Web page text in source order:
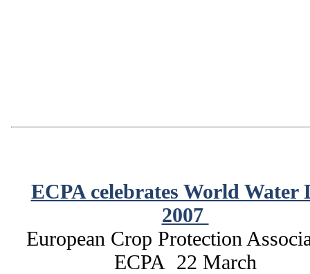
ECPA celebrates World Water
2007
European Crop Protection
ECPA 22 March